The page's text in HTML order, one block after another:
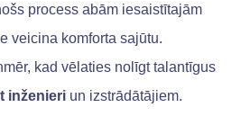
process abām iesaistītajām
veicina komforta sajūtu.
kad vēlaties nolīgt talantīgus
inženieri un izstrādātājiem.